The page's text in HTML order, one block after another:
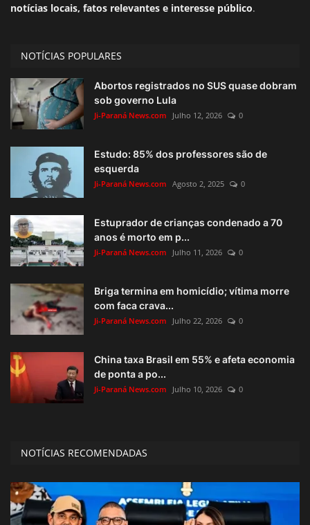
notícias locais, fatos relevantes e interesse público.
NOTÍCIAS POPULARES
Abortos registrados no SUS quase dobram
sob governo Lula
Ji-Paraná News.com Julho 12, 2026 0
Estudo: 85% dos professores são de
esquerda
Ji-Paraná News.com Agosto 2, 2025 0
Estuprador de crianças condenado a 70
anos é morto em p...
Ji-Paraná News.com Julho 11, 2026 0
Briga termina em homicídio; vítima morre
com faca crava...
Ji-Paraná News.com Julho 22, 2026 0
China taxa Brasil em 55% e afeta economia
de ponta a po...
Ji-Paraná News.com Julho 10, 2026 0
NOTÍCIAS RECOMENDADAS